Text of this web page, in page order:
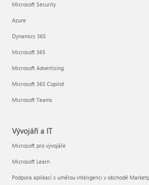
Microsoft Security
Azure
Dynamics 365
Microsoft 365
Microsoft Advertising
Microsoft 365 Copilot
Microsoft Teams
Vývojáři a IT
Microsoft pro vývojáře
Microsoft Learn
Podpora aplikací s umělou inteligenci v obchodě